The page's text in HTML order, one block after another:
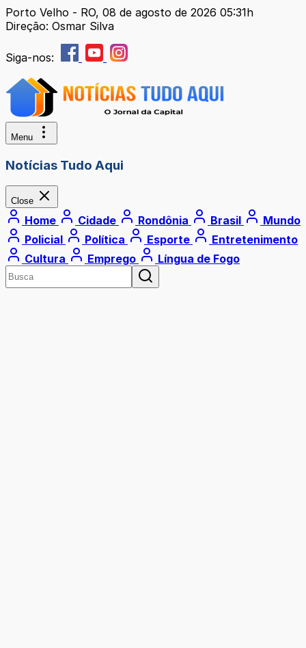
Porto Velho - RO, 08 de agosto de 2026 05:31h
Direção: Osmar Silva
Siga-nos:
Menu
Notícias Tudo Aqui
Close
Home Cidade Rondônia Brasil
Mundo
Policial
Política Esporte
Entretenimento
Cultura
Emprego Língua de Fogo